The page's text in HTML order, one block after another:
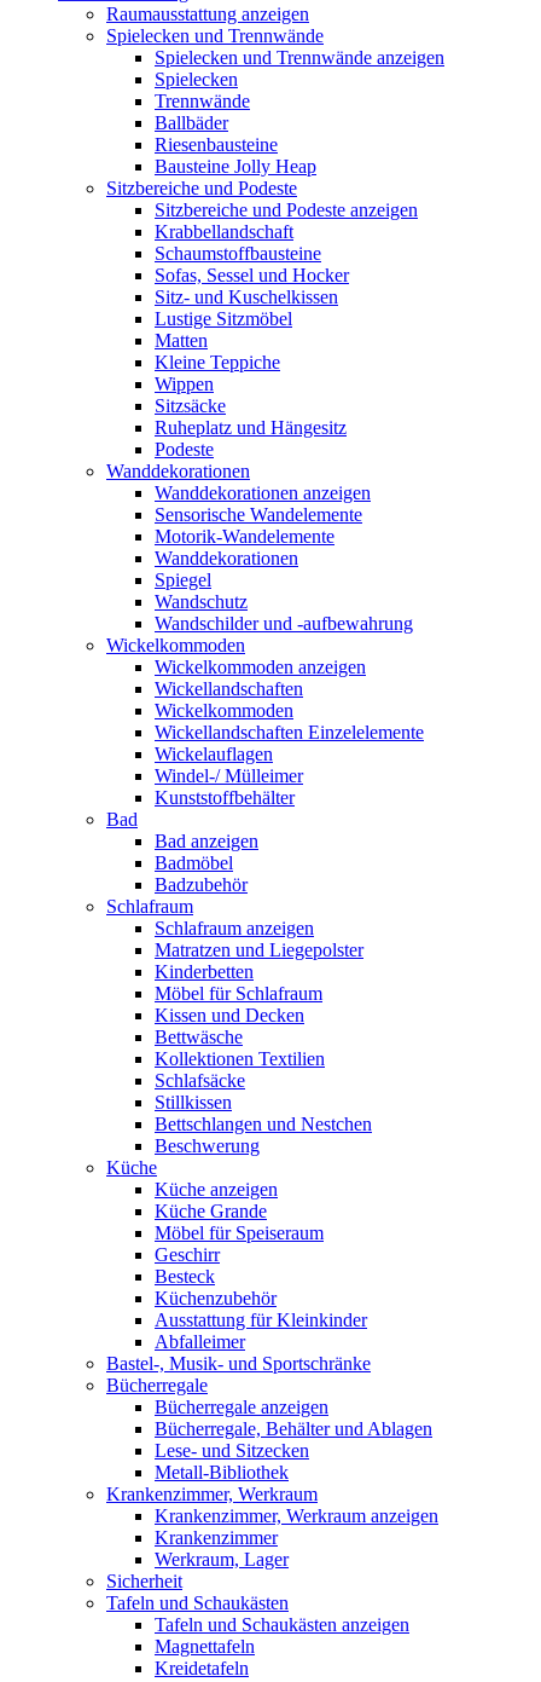
Raumausstattung anzeigen
Spielecken und Trennwände
Spielecken und Trennwände anzeigen
Spielecken
Trennwände
Ballbäder
Riesenbausteine
Bausteine Jolly Heap
Sitzbereiche und Podeste
Sitzbereiche und Podeste anzeigen
Krabbellandschaft
Schaumstoffbausteine
Sofas, Sessel und Hocker
Sitz- und Kuschelkissen
Lustige Sitzmöbel
Matten
Kleine Teppiche
Wippen
Sitzsäcke
Ruheplatz und Hängesitz
Podeste
Wanddekorationen
Wanddekorationen anzeigen
Sensorische Wandelemente
Motorik-Wandelemente
Wanddekorationen
Spiegel
Wandschutz
Wandschilder und -aufbewahrung
Wickelkommoden
Wickelkommoden anzeigen
Wickellandschaften
Wickelkommoden
Wickellandschaften Einzelelemente
Wickelauflagen
Windel-/ Mülleimer
Kunststoffbehälter
Bad
Bad anzeigen
Badmöbel
Badzubehör
Schlafraum
Schlafraum anzeigen
Matratzen und Liegepolster
Kinderbetten
Möbel für Schlafraum
Kissen und Decken
Bettwäsche
Kollektionen Textilien
Schlafsäcke
Stillkissen
Bettschlangen und Nestchen
Beschwerung
Küche
Küche anzeigen
Küche Grande
Möbel für Speiseraum
Geschirr
Besteck
Küchenzubehör
Ausstattung für Kleinkinder
Abfalleimer
Bastel-, Musik- und Sportschränke
Bücherregale
Bücherregale anzeigen
Bücherregale, Behälter und Ablagen
Lese- und Sitzecken
Metall-Bibliothek
Krankenzimmer, Werkraum
Krankenzimmer, Werkraum anzeigen
Krankenzimmer
Werkraum, Lager
Sicherheit
Tafeln und Schaukästen
Tafeln und Schaukästen anzeigen
Magnettafeln
Kreidetafeln